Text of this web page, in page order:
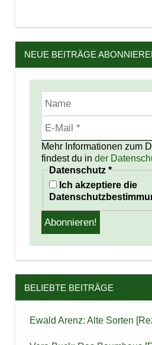
NEUE BEITRÄGE
Mehr Informationen zum
findest du in der
Datenschutz *
Ich akzeptiere die
BELIEBTE BEITRÄGE
Ewald Arenz: Alte Sorten